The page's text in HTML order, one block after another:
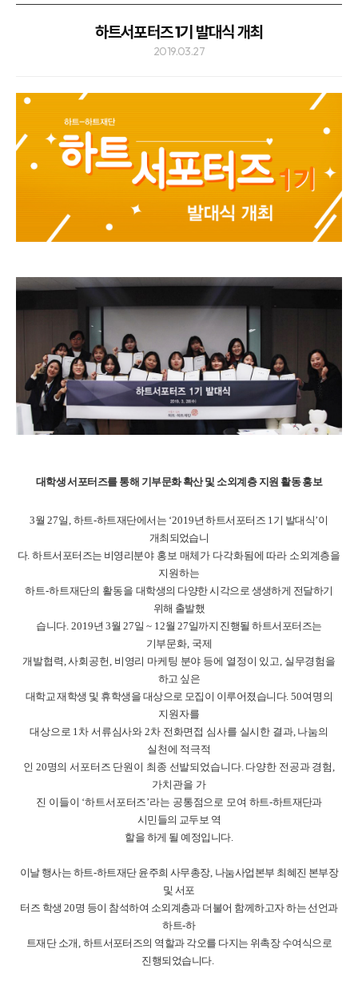
하트서포터즈 1기 발대식 개최
2019.03.27
대학생 서포터즈를 통해 기부문화 확산 및 소외계층 지원 활동 홍보
3월27일, 하트-하트재단에서는 ‘2019년 하트서포터즈 1기 발대식’이
개최되었습니
다.하트서포터즈는 비영리분야 홍보 매체가 다각화됨에 따라 소외계층을
지원하는
하트-하트재단의 활동을 대학생의 다양한 시각으로 생생하게 전달하기
위해 출발했
습니다. 2019년 3월 27일 ~ 12월 27일까지 진행될 하트서포터즈는
기부문화, 국제
개발협력,사회공헌, 비영리 마케팅 분야 등에 열정이 있고, 실무경험 을
하고 싶은
대학교 재학생 및 휴학생을 대상으로 모집이 이루어졌습니다.50여명의
지원자를
대상으로 1차 서류심사와2차 전화면접 심사를 실시한 결과, 나눔의
실천에 적극적
인 20명의 서포터즈 단원이 최종 선발되었습니다. 다양한 전공과 경험,
가치관을 가
진 이들이 ‘하트서포터즈’라는 공통점으로 모여 하트-하트재단과
시민들의 교두보 역
할을 하게 될 예정입니다.
이날 행사는 하트-하트재단 윤주희 사무총장, 나눔사업본부 최혜진 본부장
및 서포
터즈 학생 20명 등이 참석하여 소외계층과 더불어 함께하고자 하는 선언과
하트-하
트재단 소개, 하트서포터즈의 역할과 각오를 다지는 위촉장 수여식으로
진행되었습니다.